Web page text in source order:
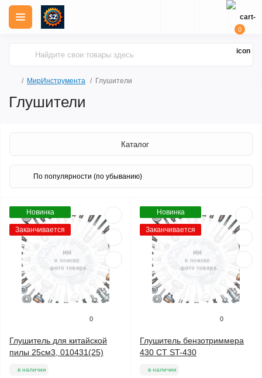
0
МирИнструмента Глушители
Глушители
Каталог
Новинка
Заканчивается
0
Глушитель для китайской
пилы 25см3, 010431(25)
в наличии
Новинка
Заканчивается
0
Глушитель бензотриммера
430 СТ ST-430
в наличии